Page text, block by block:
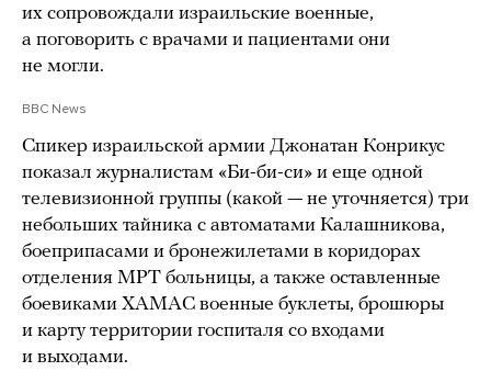
их сопровождали израильские военные,
а поговорить с врачами и пациентами они
не могли.
BBC News
Спикер израильской армии Джонатан Конрикус
показал журналистам «Би-би-си» и еще одной
телевизионной группы (какой — не уточняется) три
небольших тайника с автоматами Калашникова,
боеприпасами и бронежилетами в коридорах
отделения МРТ больницы, а также оставленные
боевиками ХАМАС военные буклеты, брошюры
и карту территории госпиталя со входами
и выходами.